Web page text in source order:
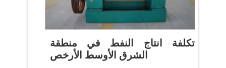
تكلفة انتاج النفط في منطقة
الشرق الأوسط الأرخص